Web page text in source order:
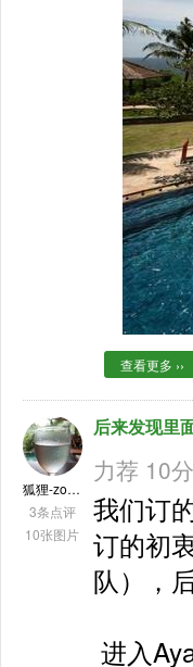
查看更多 ››
狐狸-zong微胖女
3条点评
10张图片
后来发现里
力荐 10分
我们订
订的初
队），